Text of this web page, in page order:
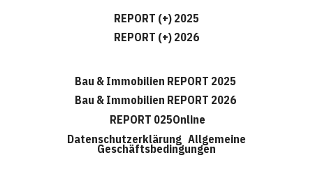
REPORT (+) 2025
REPORT (+) 2026
Bau & Immobilien REPORT 2025
Bau & Immobilien REPORT 2026
REPORT 025Online
Datenschutzerklärung Allgemeine
Geschäftsbedingungen